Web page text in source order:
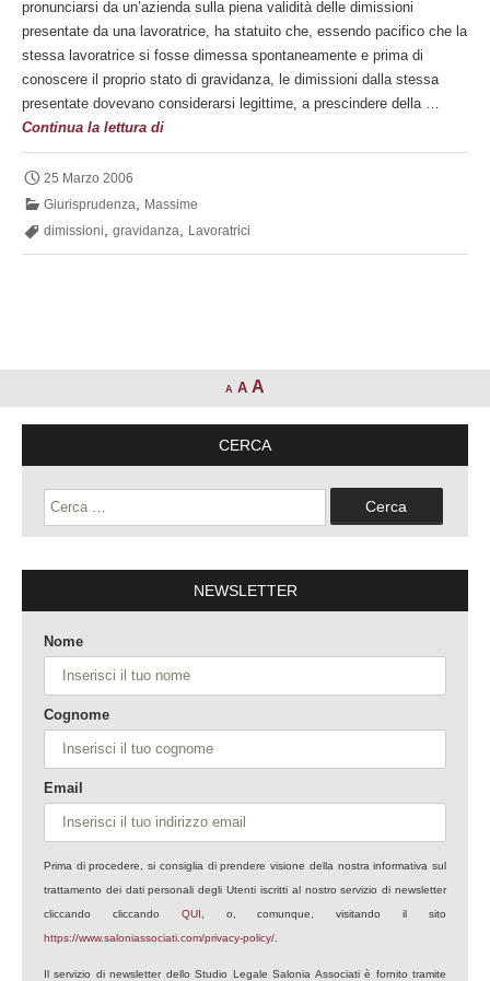
pronunciarsi da un’azienda sulla piena validità delle dimissioni
presentate da una lavoratrice, ha statuito che, essendo pacifico che la
stessa lavoratrice si fosse dimessa spontaneamente e prima di
conoscere il proprio stato di gravidanza, le dimissioni dalla stessa
presentate dovevano considerarsi legittime, a prescindere della …
Continua la lettura diDimissioni
della
ignara
25 Marzo 2006
Giurisprudenza
Massime
dimissioni
gravidanza Lavoratrici
A A A
CERCA
Ricerca
per:
NEWSLETTER
Nome
Cognome
Email
Prima di procedere, si consiglia di prendere visione della nostra informativa sul
trattamento dei dati personali degli Utenti iscritti al nostro servizio di newsletter
cliccando cliccando QUI , o, comunque, visitando il sito
https://www.saloniassociati.com/privacy-policy/
Il servizio di newsletter dello Studio Legale Salonia Associati è fornito tramite